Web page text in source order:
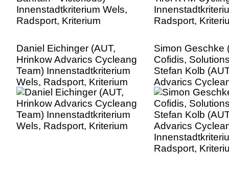
Daniel Eichinger (AUT,
Hrinkow Advarics Cycleang
Team) Innenstadtkriterium
Wels, Radsport, Kriterium
Simon Geschke
Cofidis,
Stefan Kolb
Advarics
Radsport,